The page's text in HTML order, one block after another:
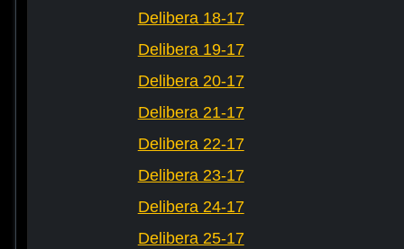
Delibera 18-17
Delibera 19-17
Delibera 20-17
Delibera 21-17
Delibera 22-17
Delibera 23-17
Delibera 24-17
Delibera 25-17